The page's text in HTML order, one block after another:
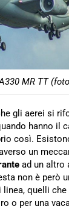
MR TT
gli aerei si
hanno il
così.
un
ad un altro
non è però
quelli che
o per una